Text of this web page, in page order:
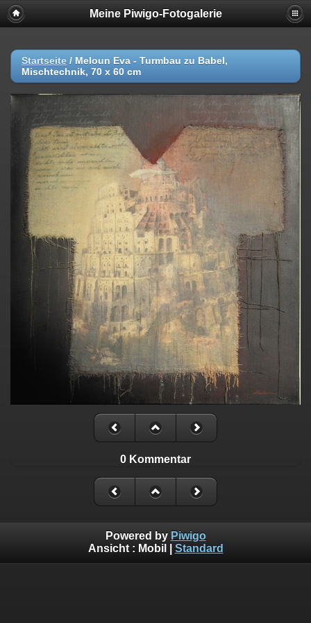
Meine Piwigo-Fotogalerie
Startseite / Meloun Eva - Turmbau zu Babel,
Mischtechnik, 70 x 60 cm
0 Kommentar
Powered by Piwigo
Ansicht : Mobil Standard